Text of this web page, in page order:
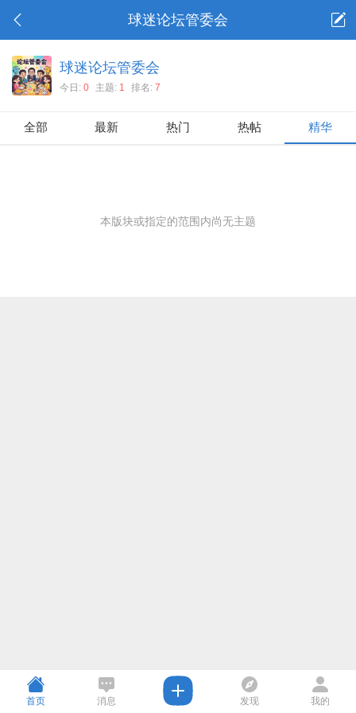
球迷论坛管委会
球迷论坛管委会
今日: 0 主题: 1 排名: 7
全部 最新 热门 热帖 精华
本版块或指定的范围内尚无主题
首页 消息 发现 我的